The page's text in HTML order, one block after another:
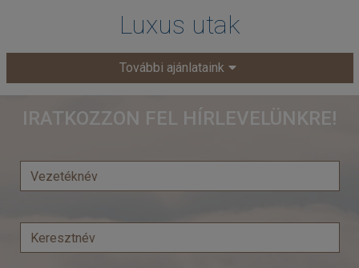
Luxus utak
További ajánlataink
IRATKOZZON FEL HÍRLEVELÜNKRE!